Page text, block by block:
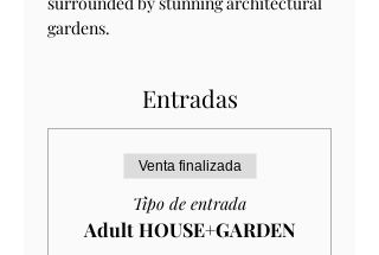
gardens.
Entradas
Venta finalizada
Tipo de entrada
Adult HOUSE+GARDEN